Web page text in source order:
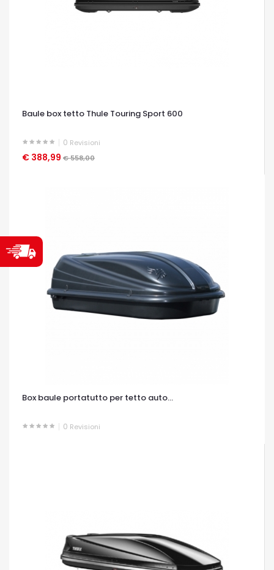
Baule box tetto Thule Touring Sport 600
0 Revisioni
€ 388,99 € 558,00
OCCHIATA VELOCE
Box baule portatutto per tetto auto...
0 Revisioni
OCCHIATA VELOCE